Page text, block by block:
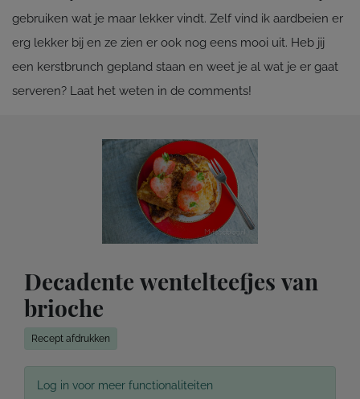
gebruiken wat je maar lekker vindt. Zelf vind ik aardbeien er
erg lekker bij en ze zien er ook nog eens mooi uit. Heb jij
een kerstbrunch gepland staan en weet je al wat je er gaat
serveren? Laat het weten in de comments!
Decadente wentelteefjes van
brioche
Recept afdrukken
Log in voor meer functionaliteiten